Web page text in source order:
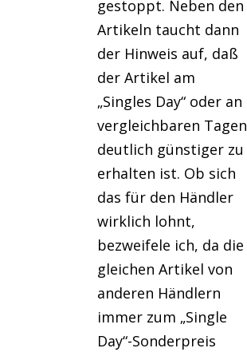
gestoppt. Neben den
Artikeln taucht dann
der Hinweis auf, daß
der Artikel am
„Singles Day“ oder an
vergleichbaren Tagen
deutlich günstiger zu
erhalten ist. Ob sich
das für den Händler
wirklich lohnt,
bezweifele ich, da die
gleichen Artikel von
anderen Händlern
immer zum „Single
Day“-Sonderpreis